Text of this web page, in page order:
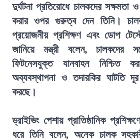
দুর্ঘটনা প্রতিরোধে চালকদের সক্ষমতা ও
করার ওপর গুরুত্ব দেন তিনি।
প্রয়োজনীয় প্রশিক্ষণ এবং ডোপ
জানিয়ে মন্ত্রী বলেন, চালকদের
ফিটনেসযুক্ত যানবাহন নিশ্চিত
অব্যবস্থাপনা ও তদারকির ঘাটতি
করছে।
ড্রাইভিং পেশায় প্রাতিষ্ঠানিক
ধরে তিনি বলেন, অনেক চালক